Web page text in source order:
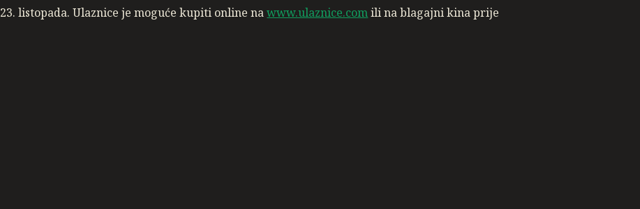
23. listopada. Ulaznice je moguće kupiti online nawww.ulaznice.comili na blagajni kina prije